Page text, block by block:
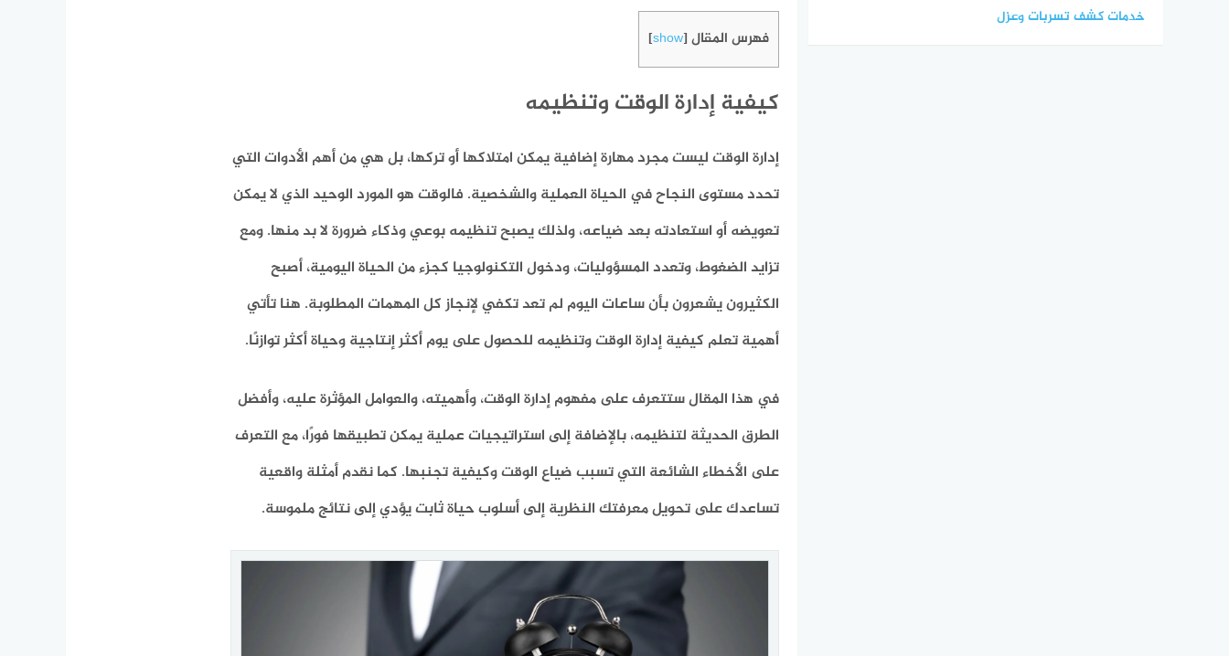
فهرس المقال [
show
]
كيفية إدارة الوقت وتنظيمه
إدارة الوقت ليست مجرد مهارة إضافية يمكن امتلاكها أو تركها، بل هي من أهم الأدوات التي
تحدد مستوى النجاح في الحياة العملية والشخصية. فالوقت هو المورد الوحيد الذي لا يمكن
تعويضه أو استعادته بعد ضياعه، ولذلك يصبح تنظيمه بوعي وذكاء ضرورة لا بد منها. ومع
تزايد الضغوط، وتعدد المسؤوليات، ودخول التكنولوجيا كجزء من الحياة اليومية، أصبح
الكثيرون يشعرون بأن ساعات اليوم لم تعد تكفي لإنجاز كل المهمات المطلوبة. هنا تأتي
أهمية تعلم كيفية إدارة الوقت وتنظيمه للحصول على يوم أكثر إنتاجية وحياة أكثر توازنًا.
في هذا المقال ستتعرف على مفهوم إدارة الوقت، وأهميته، والعوامل المؤثرة عليه، وأفضل
الطرق الحديثة لتنظيمه، بالإضافة إلى استراتيجيات عملية يمكن تطبيقها فورًا، مع التعرف
على الأخطاء الشائعة التي تسبب ضياع الوقت وكيفية تجنبها. كما نقدم أمثلة واقعية
تساعدك على تحويل معرفتك النظرية إلى أسلوب حياة ثابت يؤدي إلى نتائج ملموسة.
خدمات كشف تسربات وعزل